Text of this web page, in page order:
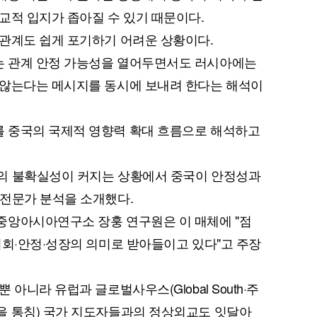
적 입지가 좁아질 수 있기 때문이다.
계도 쉽게 포기하기 어려운 상황이다.
계 안정 가능성을 열어두면서도 러시아에는
는다는 메시지를 동시에 보내려 한다는 해석이
국의 국제적 영향력 확대 흐름으로 해석하고
불확실성이 커지는 상황에서 중국이 안정성과
문가 분석을 소개했다.
앙아시아연구소 장훙 연구원은 이 매체에 "점
·안정·성장의 의미로 받아들이고 있다"고 주장
아니라 유럽과 글로벌사우스(Global South·주
통칭) 국가 지도자들과의 정상외교도 잇달아